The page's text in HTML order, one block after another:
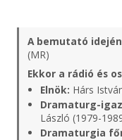
A bemutató
(MR)
Ekkor a rádió és
Elnök: Hárs
Dramaturg-
László (1979-
Dramaturgia